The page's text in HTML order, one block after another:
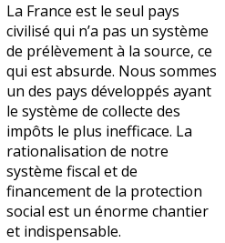
La France est le seul pays
civilisé qui n’a pas un système
de prélèvement à la source, ce
qui est absurde. Nous sommes
un des pays développés ayant
le système de collecte des
impôts le plus inefficace. La
rationalisation de notre
système fiscal et de
financement de la protection
social est un énorme chantier
et indispensable.